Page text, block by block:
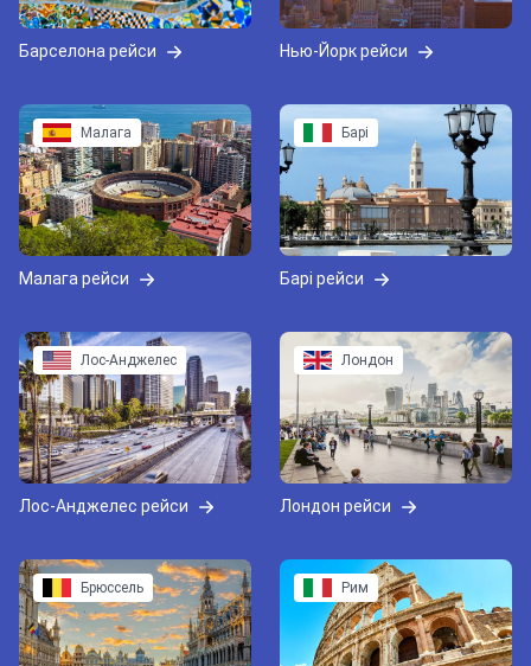
Барселона рейси Нью-Йорк рейси
Малага
Малага рейси
Барі
Барі рейси
Лос-Анджелес
Лос-Анджелес рейси
Лондон
Лондон рейси
Брюссель Рим